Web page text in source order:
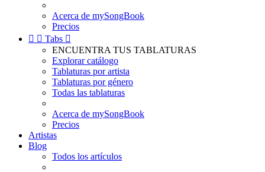
Acerca de mySongBook
Precios
  Tabs 
ENCUENTRA TUS TABLATURAS
Explorar catálogo
Tablaturas por artista
Tablaturas por género
Todas las tablaturas
Acerca de mySongBook
Precios
Artistas
Blog
Todos los artículos